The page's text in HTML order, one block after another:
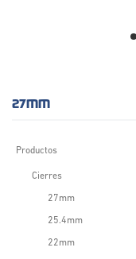
27MM
Productos
Cierres
27mm
25.4mm
22mm